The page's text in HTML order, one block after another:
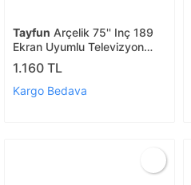
Tayfun Arçelik 75'' Inç 189
Ekran Uyumlu Televizyon
Askı Aparatı
1.160 TL
Kargo Bedava